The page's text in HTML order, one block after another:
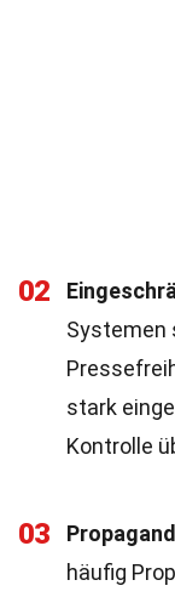
02
Systemen
stark
Kontrolle
03
häufig